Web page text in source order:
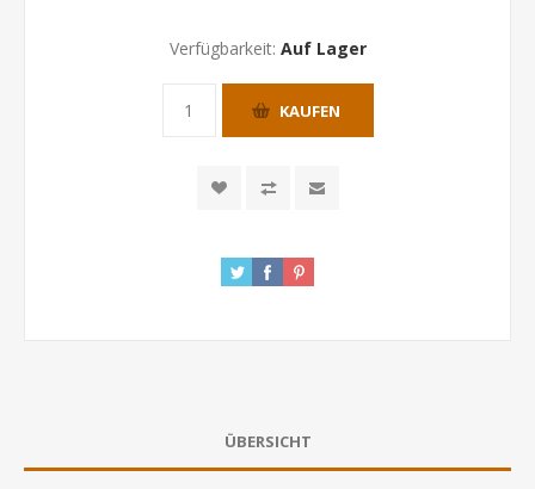
Verfügbarkeit: Auf Lager
KAUFEN
ÜBERSICHT